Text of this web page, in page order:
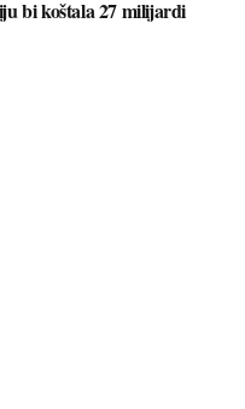
bi koštala 27 milijardi